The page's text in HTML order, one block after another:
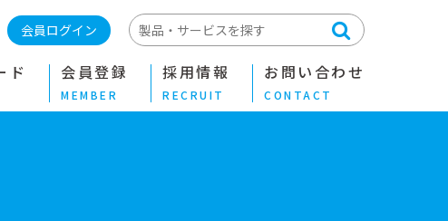
ド 会員登録
MEMBER
採用情報
RECRUIT
お問い合わせ
CONTACT
会員ログイン